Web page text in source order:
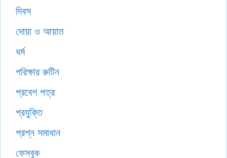
দিবস
দোয়া ও আয়াত
ধর্ম
পরিক্ষার রুটিন
প্রবেশ পত্র
প্রযুক্তি
প্রশ্ন সমাধান
ফেসবুক